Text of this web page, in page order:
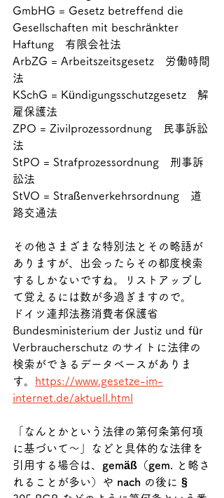
GmbHG = Gesetz betreffend die
Gesellschaften mit beschränkter
Haftung　有限会社法
ArbZG = Arbeitszeitsgesetz　労働時間
法
KSchG = Kündigungsschutzgesetz　解
雇保護法
ZPO = Zivilprozessordnung　民事訴訟
法
StPO = Strafprozessordnung　刑事訴
訟法
StVO = Straßenverkehrsordnung　道
路交通法
その他さまざまな特別法とその略語が
ありますが、出会ったらその都度検索
するしかないですね。リストアップし
て覚えるには数が多過ぎますので。
ドイツ連邦法務消費者保護省
Bundesministerium der Justiz und für
Verbraucherschutz のサイトに法律の
検索ができるデータベースがありま
す。
https://www.gesetze-im-
internet.de/aktuell.html
「なんとかという法律の第何条第何項
に基づいて～」などと具体的な法律を
引用する場合は、 gemäß（gem.
と略さ
れることが多い）や nach の後に §